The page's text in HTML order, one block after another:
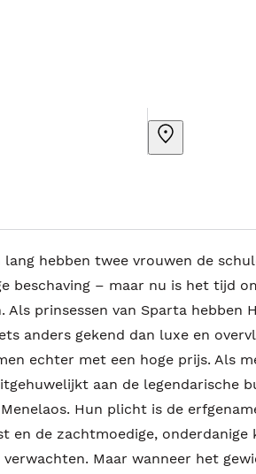
lang hebben twee vrouwen de
beschaving – maar nu is het tijd
Als prinsessen van Sparta hebben
anders gekend dan luxe en
echter met een hoge prijs. Als
aan de legendarische
Hun plicht is de
en de zachtmoedige, onderdanige
Maar wanneer het